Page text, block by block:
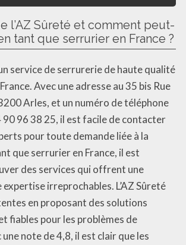
l’AZ Sûreté et comment peut-
tant que serrurier en France ?
service de serrurerie de haute qualité
Avec une adresse au 35 bis Rue
Arles, et un numéro de téléphone
90 96 38 25, il est facile de contacter
pour toute demande liée à la
que serrurier en France, il est
des services qui offrent une
expertise irreprochables. L’AZ Sûreté
en proposant des solutions
fiables pour les problèmes de
note de 4,8, il est clair que les